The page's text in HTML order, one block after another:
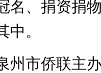
名、捐资捐
。
市侨联主办